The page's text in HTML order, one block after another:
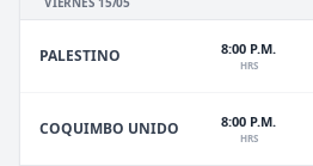
PALESTINO 8:00 P.M.
HRS
COQUIMBO UNIDO 8:00 P.M.
HRS